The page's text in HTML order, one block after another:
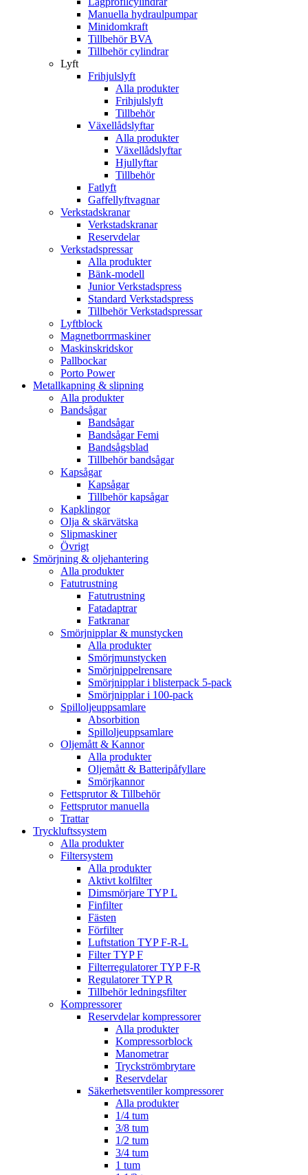
Manuella hydraulpumpar
Minidomkraft
Tillbehör BVA
Tillbehör cylindrar
Lyft
Frihjulslyft
Alla produkter
Frihjulslyft
Tillbehör
Växellådslyftar
Alla produkter
Växellådslyftar
Hjullyftar
Tillbehör
Fatlyft
Gaffellyftvagnar
Verkstadskranar
Verkstadskranar
Reservdelar
Verkstadspressar
Alla produkter
Bänk-modell
Junior Verkstadspress
Standard Verkstadspress
Tillbehör Verkstadspressar
Lyftblock
Magnetborrmaskiner
Maskinskridskor
Pallbockar
Porto Power
Metallkapning & slipning
Alla produkter
Bandsågar
Bandsågar
Bandsågar Femi
Bandsågsblad
Tillbehör bandsågar
Kapsågar
Kapsågar
Tillbehör kapsågar
Kapklingor
Olja & skärvätska
Slipmaskiner
Övrigt
Smörjning & oljehantering
Alla produkter
Fatutrustning
Fatutrustning
Fatadaptrar
Fatkranar
Smörjnipplar & munstycken
Alla produkter
Smörjmunstycken
Smörjnippelrensare
Smörjnipplar i blisterpack 5-pack
Smörjnipplar i 100-pack
Spilloljeuppsamlare
Absorbition
Spilloljeuppsamlare
Oljemått & Kannor
Alla produkter
Oljemått & Batteripåfyllare
Smörjkannor
Fettsprutor & Tillbehör
Fettsprutor manuella
Trattar
Tryckluftssystem
Alla produkter
Filtersystem
Alla produkter
Aktivt kolfilter
Dimsmörjare TYP L
Finfilter
Fästen
Förfilter
Luftstation TYP F-R-L
Filter TYP F
Filterregulatorer TYP F-R
Regulatorer TYP R
Tillbehör ledningsfilter
Kompressorer
Reservdelar kompressorer
Alla produkter
Kompressorblock
Manometrar
Tryckströmbrytare
Reservdelar
Säkerhetsventiler kompressorer
Alla produkter
1/4 tum
3/8 tum
1/2 tum
3/4 tum
1 tum